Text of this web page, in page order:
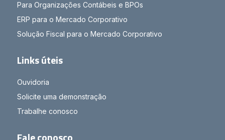
Para Organizações Contábeis e BPOs
ERP para o Mercado Corporativo
Solução Fiscal para o Mercado Corporativo
Links úteis
Ouvidoria
Solicite uma demonstração
Trabalhe conosco